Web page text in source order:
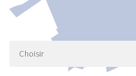
ARRONDISSEMENTS